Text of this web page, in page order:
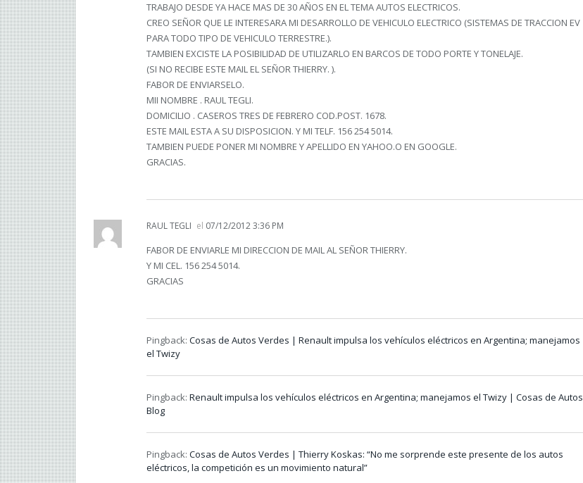
TRABAJO DESDE YA HACE MAS DE 30 AÑOS EN EL TEMA AUTOS ELECTRICOS.
CREO SEÑOR QUE LE INTERESARA MI DESARROLLO DE VEHICULO ELECTRICO (SISTEMAS DE TRACCION EV
PARA TODO TIPO DE VEHICULO TERRESTRE.).
TAMBIEN EXCISTE LA POSIBILIDAD DE UTILIZARLO EN BARCOS DE TODO PORTE Y TONELAJE.
(SI NO RECIBE ESTE MAIL EL SEÑOR THIERRY. ).
FABOR DE ENVIARSELO.
MII NOMBRE . RAUL TEGLI.
DOMICILIO . CASEROS TRES DE FEBRERO COD.POST. 1678.
ESTE MAIL ESTA A SU DISPOSICION. Y MI TELF. 156 254 5014.
TAMBIEN PUEDE PONER MI NOMBRE Y APELLIDO EN YAHOO.O EN GOOGLE.
GRACIAS.
RAUL TEGLI el 07/12/2012 3:36 PM
FABOR DE ENVIARLE MI DIRECCION DE MAIL AL SEÑOR THIERRY.
Y MI CEL. 156 254 5014.
GRACIAS
Pingback: Cosas de Autos Verdes | Renault impulsa los vehículos eléctricos en Argentina; manejamos
el Twizy
Pingback: Renault impulsa los vehículos eléctricos en Argentina; manejamos el Twizy | Cosas de Autos
Blog
Pingback: Cosas de Autos Verdes | Thierry Koskas: “No me sorprende este presente de los autos
eléctricos, la competición es un movimiento natural”